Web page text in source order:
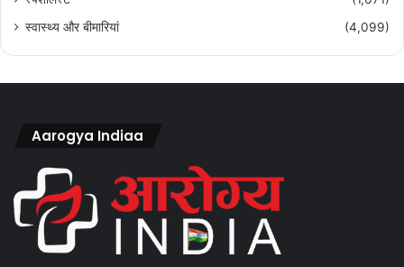
स्वास्थ्य और बीमारियां
(4,099)
Aarogya Indiaa